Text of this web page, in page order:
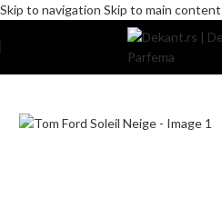
Skip to navigation Skip to main content
Komercijalno